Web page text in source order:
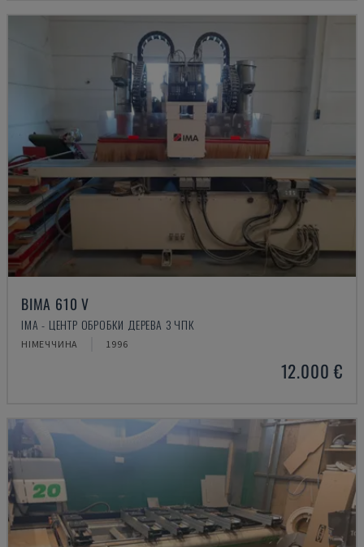
BIMA 610 V
IMA - ЦЕНТР ОБРОБКИ ДЕРЕВА З ЧПК
НІМЕЧЧИНА 1996
12.000 €